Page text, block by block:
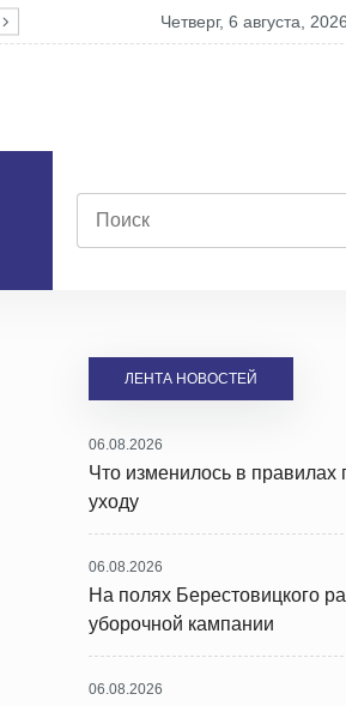
На полях Берестовицкого района
четверг, 6 августа, 2026
ЛЕНТА НОВОСТЕЙ
06.08.2026
Что изменилось в правилах
уходу
06.08.2026
На полях Берестовицкого
уборочной кампании
06.08.2026